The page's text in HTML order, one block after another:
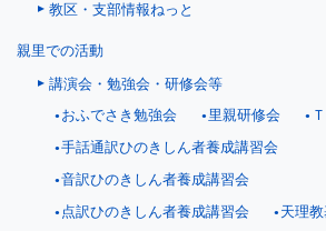
教区・支部情報ねっと
親里での活動
講演会・勉強会・研修会等
おふでさき勉強会 里親研修会
手話通訳ひのきしん者養成講習会
音訳ひのきしん者養成講習会
点訳ひのきしん者養成講習会 天理